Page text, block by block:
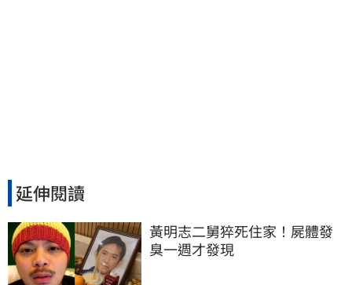
延伸閱讀
黃明志二舅猝死住家！屍體發
臭一週才發現